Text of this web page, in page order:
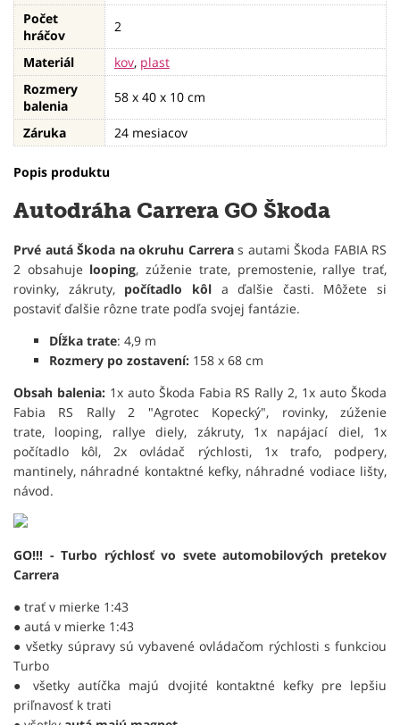
Počet
hráčov
2
Materiál kov, plast
Rozmery
balenia
58 x 40 x 10 cm
Záruka 24 mesiacov
Popis produktu
Autodráha Carrera GO Škoda
Prvé autá Škoda na okruhu Carreras autami Škoda FABIA RS
2 obsahuje looping, zúženie trate, premostenie, rallye trať,
rovinky, zákruty, počítadlo kôla ďalšie časti. Môžete si
postaviť ďalšie rôzne trate podľa svojej fantázie.
Dĺžka trate: 4,9 m
Rozmery po zostavení: 158 x 68 cm
Obsah balenia: 1x auto Škoda Fabia RS Rally 2, 1x auto Škoda
Fabia RS Rally 2 "Agrotec Kopecký", rovinky, zúženie
trate, looping, rallye diely, zákruty, 1x napájací diel, 1x
počítadlo kôl, 2x ovládač rýchlosti, 1x trafo, podpery,
mantinely, náhradné kontaktné kefky, náhradné vodiace lišty,
návod.
GO!!! - Turbo rýchlosť vo svete automobilových pretekov
Carrera
● trať v mierke 1:43
● autá v mierke 1:43
● všetky súpravy sú vybavené ovládačom rýchlosti s funkciou
Turbo
● všetky autíčka majú dvojité kontaktné kefky pre lepšiu
priľnavosť k trati